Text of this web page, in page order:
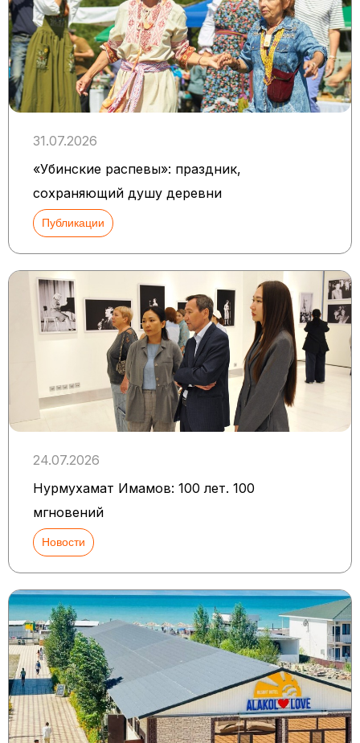
31.07.2026
«Убинские распевы»: праздник,
сохраняющий душу деревни
Публикации
24.07.2026
Нурмухамат Имамов: 100 лет. 100
мгновений
Новости